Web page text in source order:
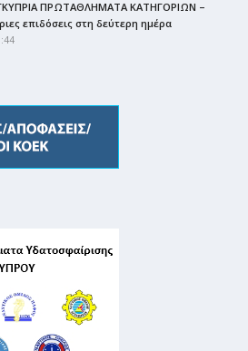
ΠΡΩΤΑΘΛΗΜΑΤΑ ΚΑΤΗΓΟΡΙΩΝ –
επιδόσεις στη δεύτερη ημέρα